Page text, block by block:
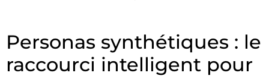
Personas synthétiques : le
raccourci intelligent pour